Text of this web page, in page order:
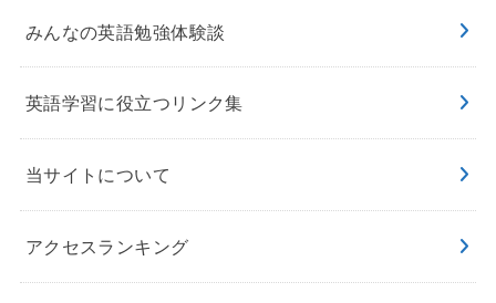
みんなの英語勉強体験談
英語学習に役立つリンク集
当サイトについて
アクセスランキング